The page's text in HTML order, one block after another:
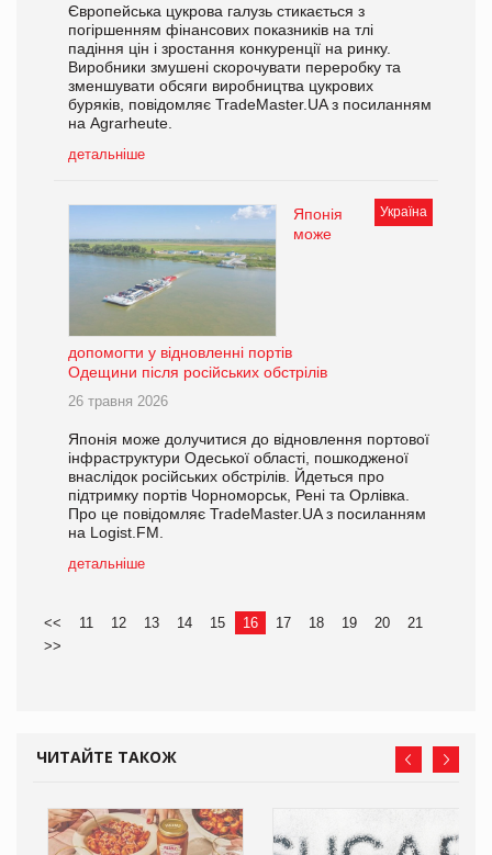
Європейська цукрова галузь стикається з
погіршенням фінансових показників на тлі
падіння цін і зростання конкуренції на ринку.
Виробники змушені скорочувати переробку та
зменшувати обсяги виробництва цукрових
буряків, повідомляє TradeMaster.UA з посиланням
на Agrarheute.
детальніше
Україна
Японія
може
допомогти у відновленні портів
Одещини після російських обстрілів
26 травня 2026
Японія може долучитися до відновлення портової
інфраструктури Одеської області, пошкодженої
внаслідок російських обстрілів. Йдеться про
підтримку портів Чорноморськ, Рені та Орлівка.
Про це повідомляє TradeMaster.UA з посиланням
на Logist.FM.
детальніше
<< 11 12 13 14 15 16 17 18 19 20
21
>>
ЧИТАЙТЕ ТАКОЖ